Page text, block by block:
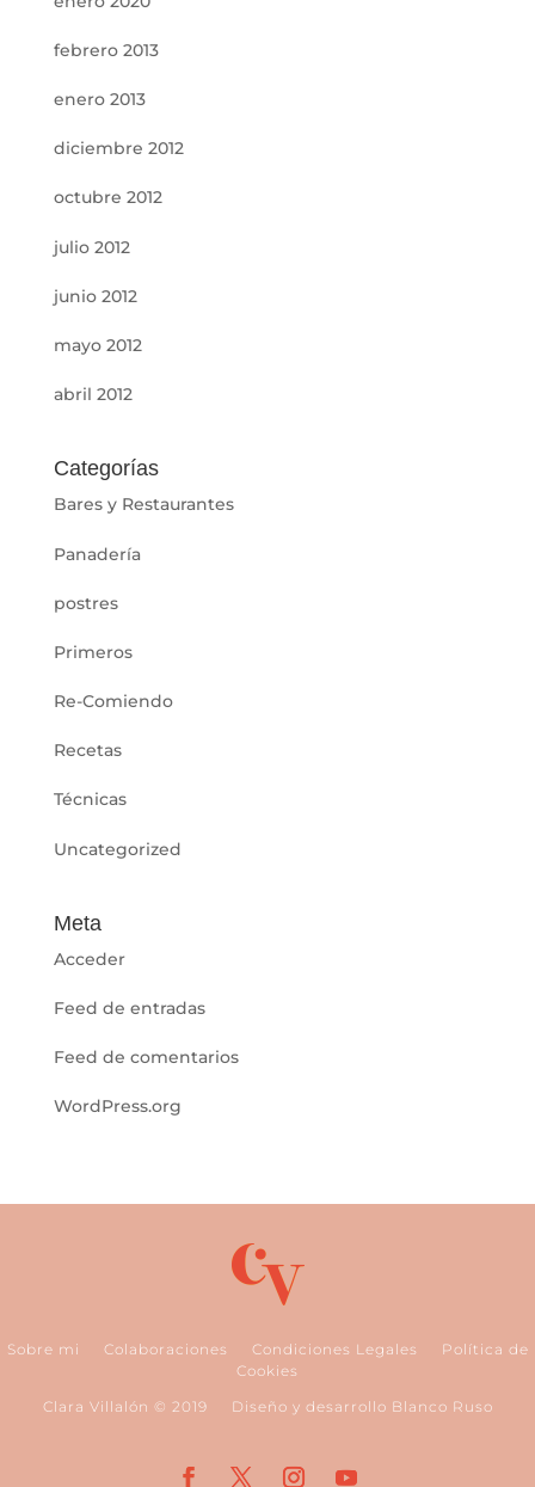
febrero 2013
enero 2013
diciembre 2012
octubre 2012
julio 2012
junio 2012
mayo 2012
abril 2012
Categorías
Bares y Restaurantes
Panadería
postres
Primeros
Re-Comiendo
Recetas
Técnicas
Uncategorized
Meta
Acceder
Feed de entradas
Feed de comentarios
WordPress.org
Sobre mi Colaboraciones Condiciones Legales
Política de
Cookies
Clara Villalón © 2019 Diseño y desarrollo Blanco Ruso